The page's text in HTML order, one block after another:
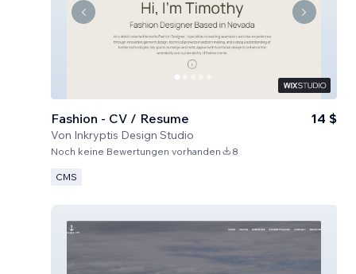
Fashion - CV / Resume
Von Inkryptis Design Studio
14 $
Noch keine Bewertungen vorhanden 8
CMS